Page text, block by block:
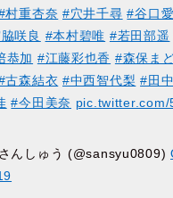
村重杏奈 #穴井千尋 #谷口
咲良 #本村碧唯 #若田部遥
恭加 #江藤彩也香 #森保ま
古森結衣 #中西智代梨 #田
#今田美奈 pic.twitter.com/
んしゅう (@sansyu0809)